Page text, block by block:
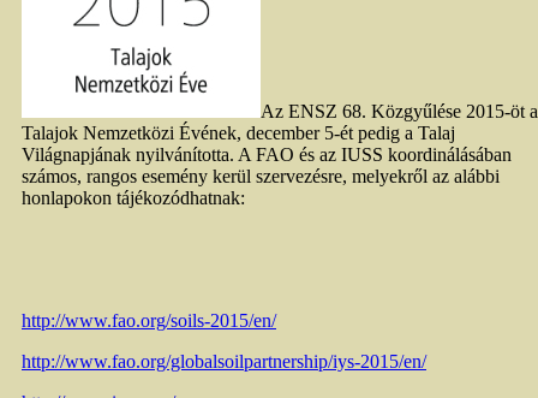
Az ENSZ 68. Közgyűlése 2015-öt a
Talajok Nemzetközi Évének, december 5-ét pedig a Talaj
Világnapjának nyilvánította. A FAO és az IUSS koordinálásában
számos, rangos esemény kerül szervezésre, melyekről az alábbi
honlapokon tájékozódhatnak:
http://www.fao.org/soils-2015/en/
http://www.fao.org/globalsoilpartnership/iys-2015/en/